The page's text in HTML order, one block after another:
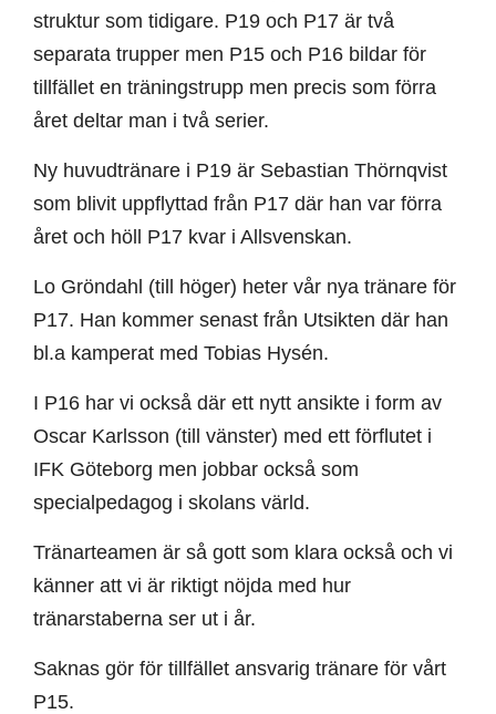
struktur som tidigare. P19 och P17 är två
separata trupper men P15 och P16 bildar för
tillfället en träningstrupp men precis som förra
året deltar man i två serier.
Ny huvudtränare i P19 är Sebastian Thörnqvist
som blivit uppflyttad från P17 där han var förra
året och höll P17 kvar i Allsvenskan.
Lo Gröndahl (till höger) heter vår nya tränare för
P17. Han kommer senast från Utsikten där han
bl.a kamperat med Tobias Hysén.
I P16 har vi också där ett nytt ansikte i form av
Oscar Karlsson (till vänster) med ett förflutet i
IFK Göteborg men jobbar också som
specialpedagog i skolans värld.
Tränarteamen är så gott som klara också och vi
känner att vi är riktigt nöjda med hur
tränarstaberna ser ut i år.
Saknas gör för tillfället ansvarig tränare för vårt
P15.